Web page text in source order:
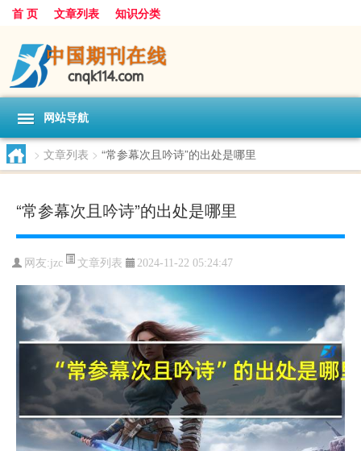
首 页 文章列表 知识分类
网站导航
> 文章列表 > “常参幕次且吟诗”的出处是哪里
“常参幕次且吟诗”的出处是哪里
网友:jzc 文章列表 2024-11-22 05:24:47